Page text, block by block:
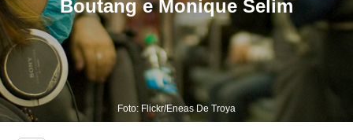
Boutang e Monique Selim
Foto: Flickr/Eneas De Troya